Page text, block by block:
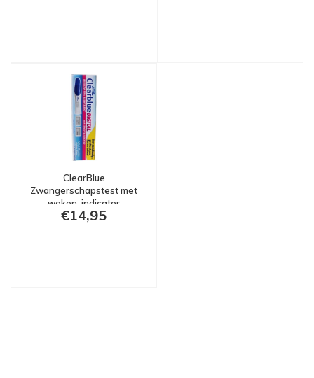
ClearBlue
Zwangerschapstest met
weken-indicator
€14,95